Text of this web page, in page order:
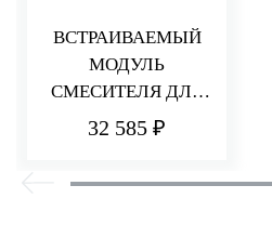
ВСТРАИВАЕМЫЙ
МОДУЛЬ
СМЕСИТЕЛЯ ДЛЯ
ДУША НА 2/3
32 585 ₽